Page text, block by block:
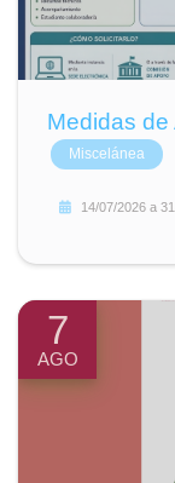
Medidas
Miscelánea
14/07/2026 a
7
AGO